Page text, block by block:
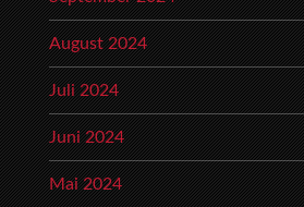
August 2024
Juli 2024
Juni 2024
Mai 2024